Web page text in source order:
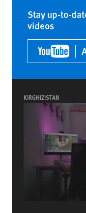
Stay up-to-
videos
KIRGHIZISTAN